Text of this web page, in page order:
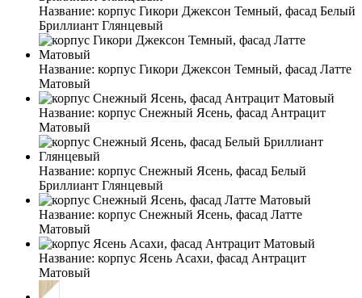
Название: корпус Гикори Джексон Темный, фасад Белый
Бриллиант Глянцевый
Название: корпус Гикори Джексон Темный, фасад Латте
Матовый
Название: корпус Снежный Ясень, фасад Антрацит
Матовый
Название: корпус Снежный Ясень, фасад Белый
Бриллиант Глянцевый
Название: корпус Снежный Ясень, фасад Латте
Матовый
Название: корпус Ясень Асахи, фасад Антрацит
Матовый